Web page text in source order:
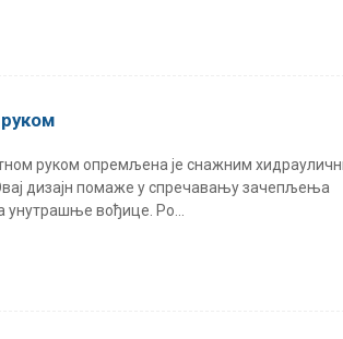
руком опремљена је снажним
дизајн помаже у спречавању зачепљења
вођице. Ро...